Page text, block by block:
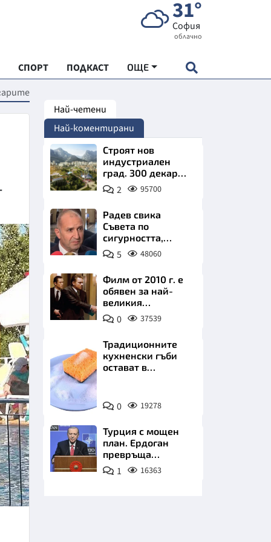
31°
София
облачно
СПОРТ ПОДКАСТ ОЩЕ
"ЧУДЕСАТА НА БЪЛГАРИЯ"
ХРАНА
ИКОНОМИКА
Най-четени
Най-коментирани
Строят нов
индустриален
град. 300 декара
чакат златни
заводи
2 95700
Радев свика
Съвета по
сигурността,
следва ключово
изявление
5 48060
Филм от 2010 г. е
обявен за най-
великия
психологически
трилър в
0 37539
Снимка:
Пиксабей
Традиционните
кухненски гъби
остават в
0 19278
Турция с мощен
план. Ердоган
превръща
Джейхан в
петролно чудо
1 16363